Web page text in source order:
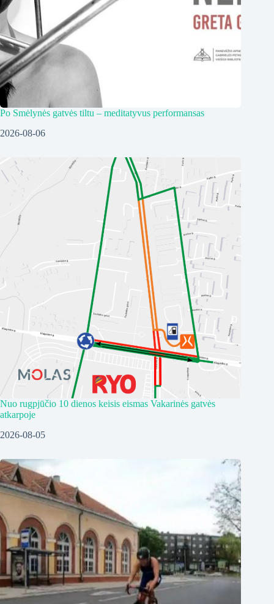
Po Smėlynės gatvės tiltu – meditatyvus performansas
2026-08-06
Nuo rugpjūčio 10 dienos keisis eismas Vakarinės gatvės
atkarpoje
2026-08-05